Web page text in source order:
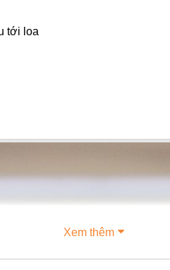
tới loa
Xem thêm